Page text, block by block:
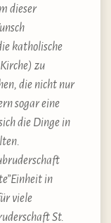
dieser
katholische
zu
die nicht nur
sogar eine
die Dinge in
in
viele
St.